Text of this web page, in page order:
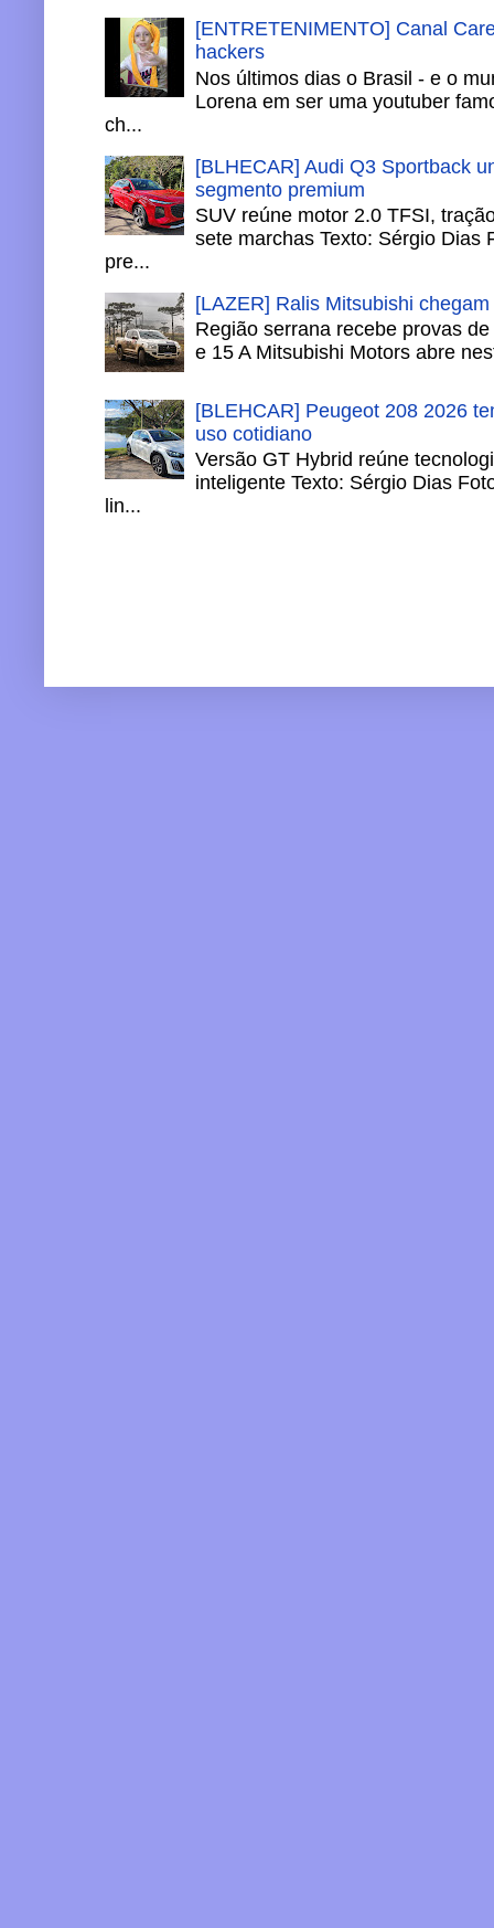
[ENTRETENIMENTO] Canal
hackers
Nos últimos dias o Brasil - e o
Lorena em ser uma youtuber
ch...
[BLHECAR] Audi Q3 Sportback
segmento premium
SUV reúne motor 2.0 TFSI,
sete marchas Texto: Sérgio Dias
pre...
[LAZER] Ralis Mitsubishi
Região serrana recebe provas
e 15 A Mitsubishi Motors abre
[BLEHCAR] Peugeot 208 2026
uso cotidiano
Versão GT Hybrid reúne
inteligente Texto: Sérgio Dias
lin...